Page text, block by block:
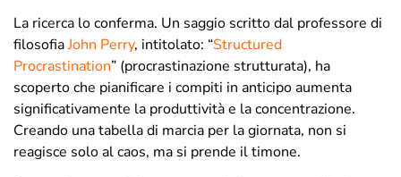
La ricerca lo conferma. Un saggio scritto dal professore di
filosofiaJohn Perry, intitolato: “Structured
Procrastination” (procrastinazione strutturata), ha
scoperto che pianificare i compiti in anticipo aumenta
significativamente la produttività e la concentrazione.
Creando una tabella di marcia per la giornata, non si
reagisce solo al caos, ma si prende il timone.